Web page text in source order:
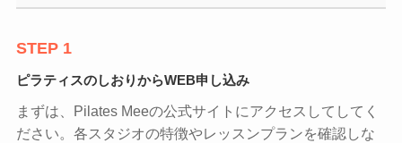
STEP 1
ピラティスのしおりからWEB申し込み
まずは、Pilates Meeの公式サイトにアクセスしてしてく
ださい。各スタジオの特徴やレッスンプランを確認しな